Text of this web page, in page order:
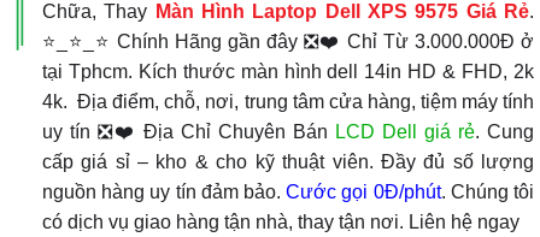
Chữa, Thay Màn Hình Laptop Dell XPS 9575 Giá Rẻ.
⭐_⭐_⭐ Chính Hãng gần đây ❎❤️ Chỉ Từ 3.000.000Đ ở
tại Tphcm. Kích thước màn hình dell 14in HD & FHD, 2k
4k. Địa điểm, chỗ, nơi, trung tâm cửa hàng, tiệm máy tính
uy tín ❎❤️ Địa Chỉ Chuyên Bán LCD Dell giá rẻ. Cung
cấp giá sỉ – kho & cho kỹ thuật viên. Đầy đủ số lượng
nguồn hàng uy tín đảm bảo.Cước gọi 0Đ/phút. Chúng tôi
có dịch vụ giao hàng tận nhà, thay tận nơi. Liên hệ ngay